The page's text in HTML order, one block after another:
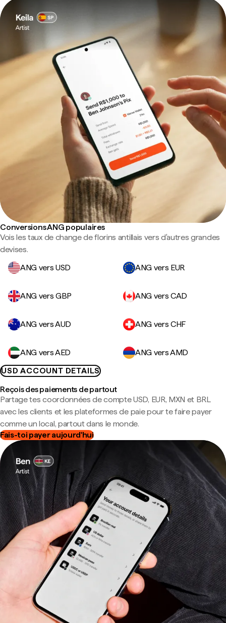
Conversions ANG populaires
Vois les taux de change de florins antillais vers d'autres grandes
devises.
ANG vers USD
ANG vers EUR
ANG vers GBP ANG vers CAD
ANG vers AUD ANG vers CHF
ANG vers AED
ANG vers AMD
USD ACCOUNT DETAILS
Reçois des paiements de partout
Partage tes coordonnées de compte USD, EUR, MXN et BRL
avec les clients et les plateformes de paie pour te faire payer
comme un local, partout dans le monde.
Fais-toi payer aujourd'hui